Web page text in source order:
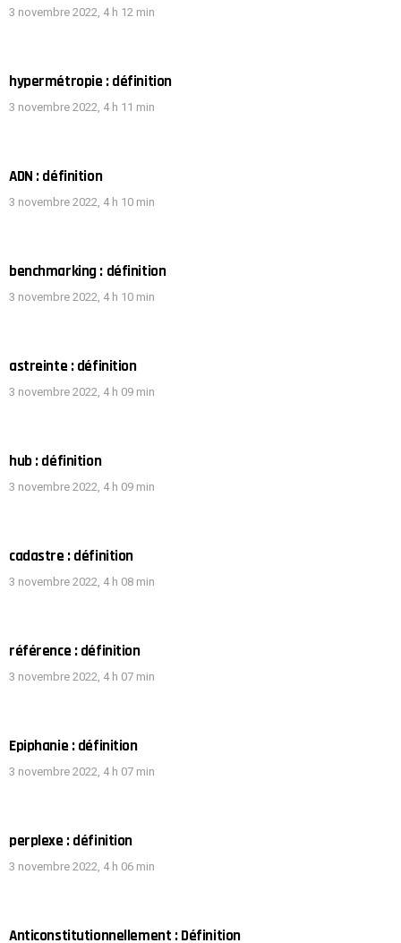
3 novembre 2022, 4 h 12 min
hypermétropie : définition
3 novembre 2022, 4 h 11 min
ADN : définition
3 novembre 2022, 4 h 10 min
benchmarking : définition
3 novembre 2022, 4 h 10 min
astreinte : définition
3 novembre 2022, 4 h 09 min
hub : définition
3 novembre 2022, 4 h 09 min
cadastre : définition
3 novembre 2022, 4 h 08 min
référence : définition
3 novembre 2022, 4 h 07 min
Epiphanie : définition
3 novembre 2022, 4 h 07 min
perplexe : définition
3 novembre 2022, 4 h 06 min
Anticonstitutionnellement : Définition